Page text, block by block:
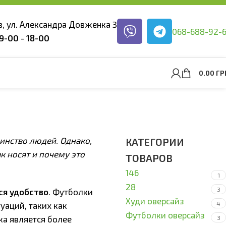
ул. Александра Довженка 3
9-00 - 18-00
068-688-92-
0.00
людей. Однако,
носят и почему это
удобство . Футболки
таких как
является более
КАТЕГОРИИ
ТОВАРОВ
146 1
28 3
Худи оверсайз 4
Футболки оверсайз 3